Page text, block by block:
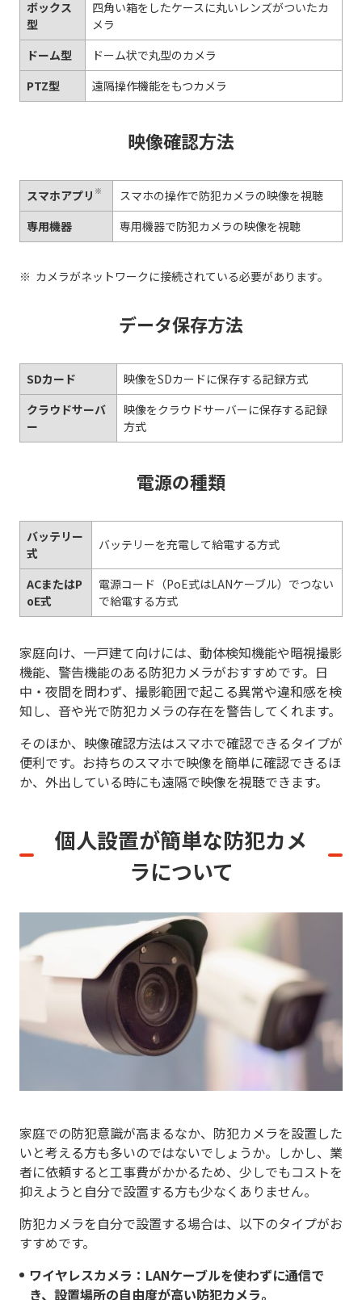
ボックス
型
四角い箱をしたケースに丸いレンズがついたカ
メラ
ドーム型
ドーム状で丸型のカメラ
PTZ型
遠隔操作機能をもつカメラ
映像確認方法
スマホアプリ ※
スマホの操作で防犯カメラの映像を視聴
専用機器
専用機器で防犯カメラの映像を視聴
カメラがネットワークに接続されている必要があります。
データ保存方法
SDカード
映像をSDカードに保存する記録方式
クラウドサーバ
ー
映像をクラウドサーバーに保存する記録
方式
電源の種類
バッテリー
式
バッテリーを充電して給電する方式
ACまたはP
oE式
電源コード（PoE式はLANケーブル）でつない
で給電する方式
家庭向け、一戸建て向けには、動体検知機能や暗視撮影
機能、警告機能のある防犯カメラがおすすめです。日
中・夜間を問わず、撮影範囲で起こる異常や違和感を検
知し、音や光で防犯カメラの存在を警告してくれます。
そのほか、映像確認方法はスマホで確認できるタイプが
便利です。お持ちのスマホで映像を簡単に確認できるほ
か、外出している時にも遠隔で映像を視聴できます。
個人設置が簡単な防犯カメ
ラについて
家庭での防犯意識が高まるなか、防犯カメラを設置した
いと考える方も多いのではないでしょうか。しかし、業
者に依頼すると工事費がかかるため、少しでもコストを
抑えようと自分で設置する方も少なくありません。
防犯カメラを自分で設置する場合は、以下のタイプがお
すすめです。
ワイヤレスカメラ：LANケーブルを使わずに通信で
き、設置場所の自由度が高い防犯カメラ。